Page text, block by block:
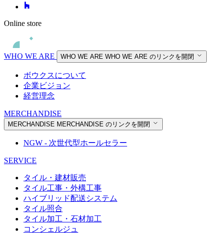
Online store
WHO WE ARE WHO WE ARE WHO WE ARE のリンクを開閉
ボウクスについて
企業ビジョン
経営理念
MERCHANDISE
MERCHANDISE MERCHANDISE のリンクを開閉
NGW - 次世代型ホールセラー
SERVICE
タイル・建材販売
タイル工事・外構工事
ハイブリッド配送システム
タイル照合
タイル加工・石材加工
コンシェルジュ